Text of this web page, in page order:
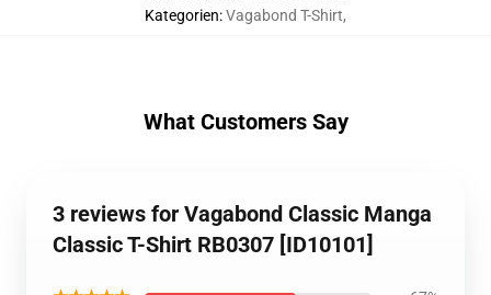
Kategorien:Vagabond T-Shirt,
What Customers Say
3 reviews for Vagabond Classic Manga
Classic T-Shirt RB0307 [ID10101]